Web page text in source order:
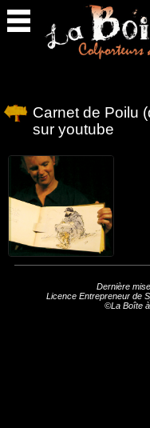
Carnet de Poilu
sur youtube
Dernière
Licence Entrepreneur de
©La Boîte
Retour
en